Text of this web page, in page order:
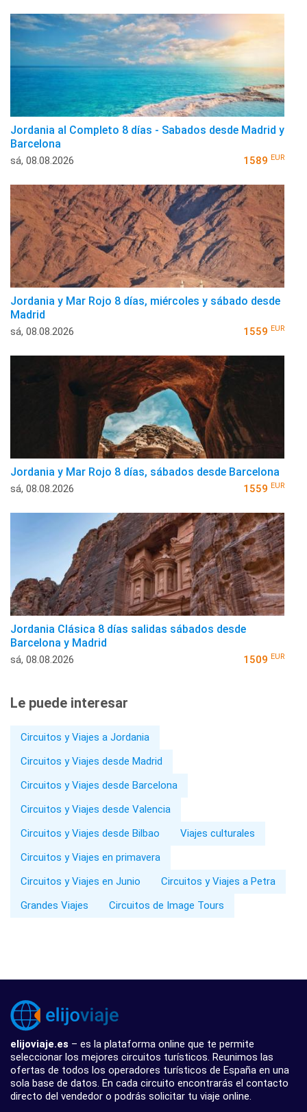
Jordania al Completo 8 días - Sabados desde Madrid y
Barcelona
sá, 08.08.2026 1589 EUR
Jordania y Mar Rojo 8 días, miércoles y sábado desde
Madrid
sá, 08.08.2026 1559 EUR
Jordania y Mar Rojo 8 días, sábados desde Barcelona
sá, 08.08.2026 1559 EUR
Jordania Clásica 8 días salidas sábados desde
Barcelona y Madrid
sá, 08.08.2026 1509 EUR
Le puede interesar
Circuitos y Viajes a Jordania
Circuitos y Viajes desde Madrid
Circuitos y Viajes desde Barcelona
Circuitos y Viajes desde Valencia
Circuitos y Viajes desde Bilbao
Viajes culturales
Circuitos y Viajes en primavera
Circuitos y Viajes en Junio
Circuitos y Viajes a Petra
Grandes Viajes
Circuitos de Image Tours
elijoviaje.es – es la plataforma online que te permite
seleccionar los mejores circuitos turísticos. Reunimos las
ofertas de todos los operadores turísticos de España en una
sola base de datos. En cada circuito encontrarás el contacto
directo del vendedor o podrás solicitar tu viaje online.